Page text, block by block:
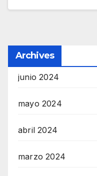
Archives
junio 2024
mayo 2024
abril 2024
marzo 2024